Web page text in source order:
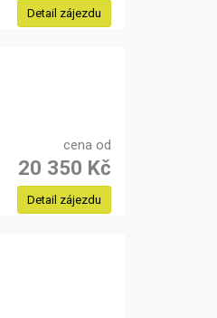
Detail zájezdu
cena od
20 350 Kč
Detail zájezdu